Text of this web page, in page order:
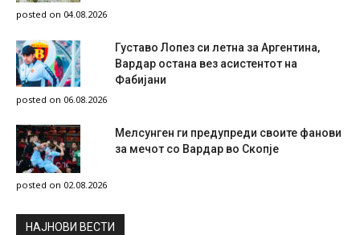
posted on 04.08.2026
Густаво Лопез си летна за Аргентина,
Вардар остана вез асистентот на
Фабијани
posted on 06.08.2026
Мелсунген ги предупреди своите фанови
за мечот со Вардар во Скопје
posted on 02.08.2026
НAЈНОВИ ВЕСТИ